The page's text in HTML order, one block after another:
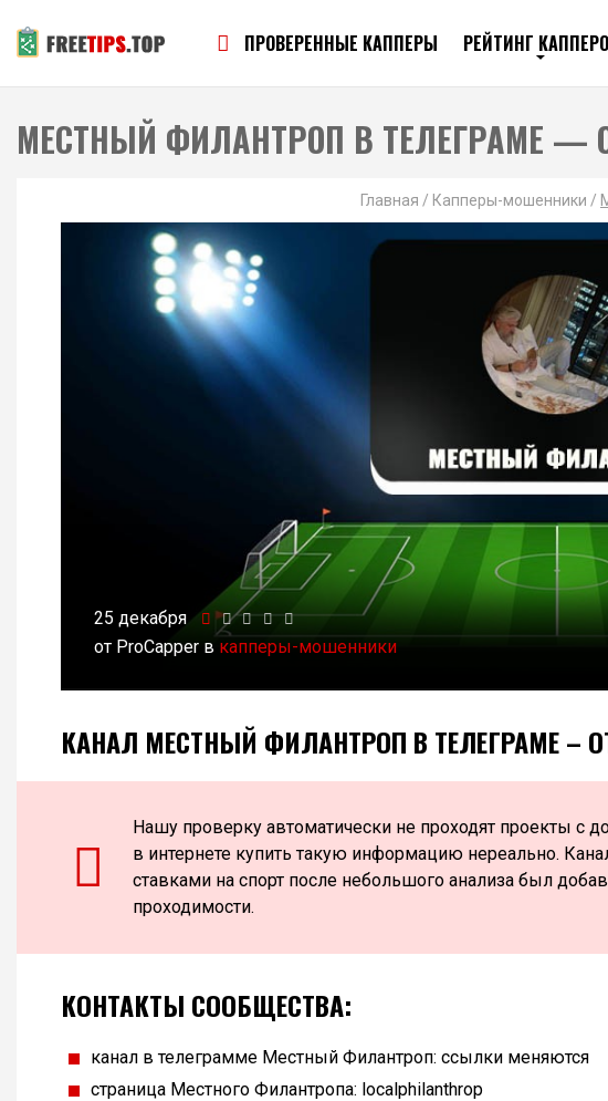
ПРОВЕРЕННЫЕ КАППЕРЫ РЕЙТИНГ
МЕСТНЫЙ ФИЛАНТРОП В ТЕЛЕГРАМЕ —
Главная / Капперы-мошенники /
25 декабря
от ProCapper в капперы-мошенники
КАНАЛ МЕСТНЫЙ ФИЛАНТРОП В ТЕЛЕГРАМЕ –
Нашу проверку автоматически не проходят проекты с
в интернете купить такую информацию нереально.
ставками на спорт после небольшого анализа был
проходимости.
КОНТАКТЫ СООБЩЕСТВА:
канал в телеграмме Местный Филантроп: ссылки меняются
страница Местного Филантропа: localphilanthrop